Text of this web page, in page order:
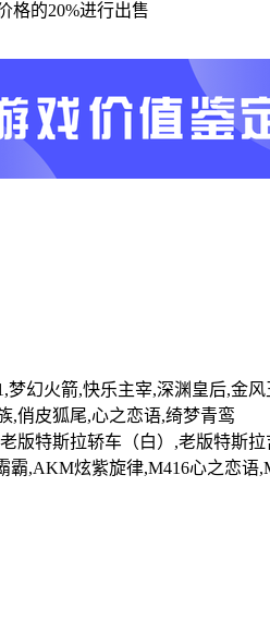
格的20%进行出售
梦幻火箭,快乐主宰,深渊皇后,金
,俏皮狐尾,心之恋语,绮梦青鸾
版特斯拉轿车（白）,老版特斯
霸,AKM炫紫旋律,M416心之恋语